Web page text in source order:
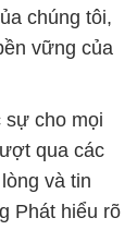
chúng tôi,
vững của
sự cho mọi
qua các
và tin
Phát hiểu rõ